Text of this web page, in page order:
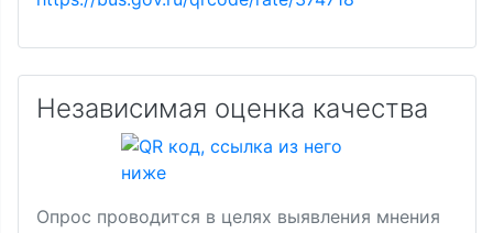
Независимая оценка качества
Опрос проводится в целях выявления мнения